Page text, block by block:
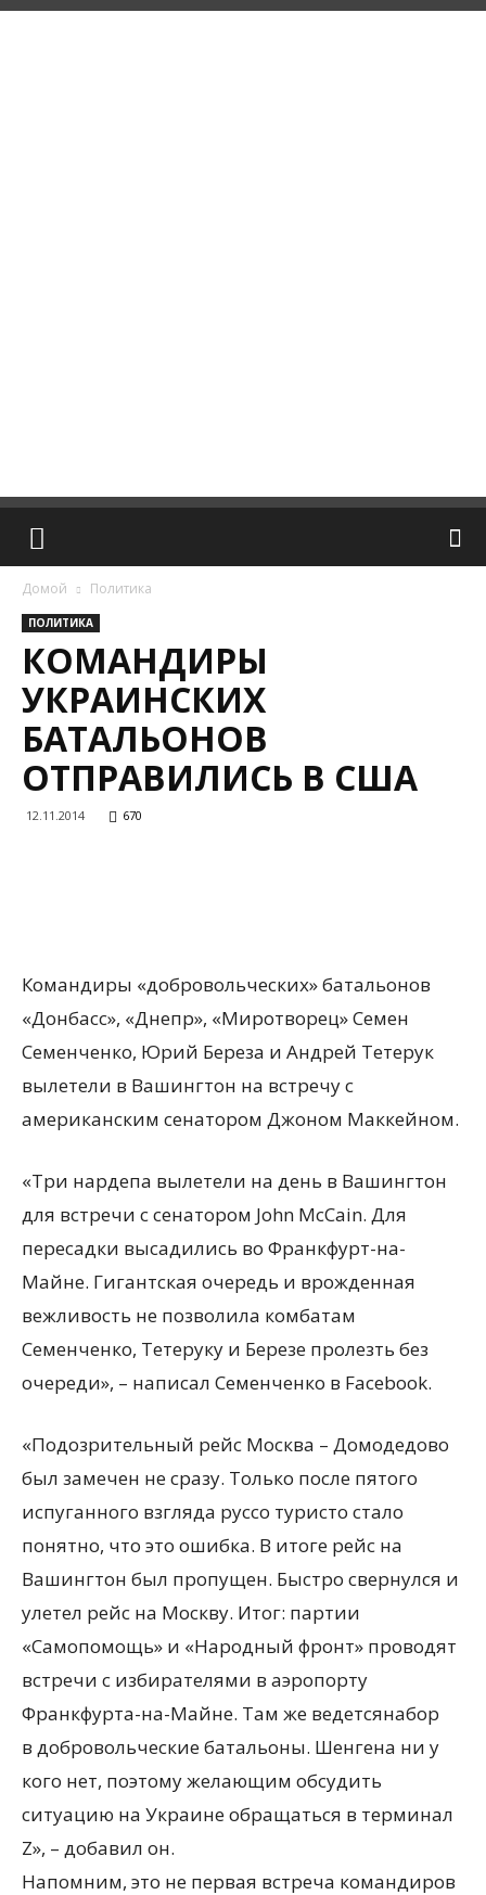
Домой Политика
ПОЛИТИКА
КОМАНДИРЫ
УКРАИНСКИХ
БАТАЛЬОНОВ
ОТПРАВИЛИСЬ В США
12.11.2014 670
Командиры «добровольческих» батальонов
«Донбасс», «Днепр», «Миротворец» Семен
Семенченко, Юрий Береза и Андрей Тетерук
вылетели в Вашингтон на встречу с
американским сенатором Джоном Маккейном.
«Три нардепа вылетели на день в Вашингтон
для встречи с сенатором John McCain. Для
пересадки высадились во Франкфурт-на-
Майне. Гигантская очередь и врожденная
вежливость не позволила комбатам
Семенченко, Тетеруку и Березе пролезть без
очереди», – написал Семенченко в Facebook.
«Подозрительный рейс Москва – Домодедово
был замечен не сразу. Только после пятого
испуганного взгляда руссо туристо стало
понятно, что это ошибка. В итоге рейс на
Вашингтон был пропущен. Быстро свернулся и
улетел рейс на Москву. Итог: партии
«Cамопомощь» и «Народный фронт» проводят
встречи с избирателями в аэропорту
Франкфурта-на-Майне. Там же ведетсянабор
в добровольческие батальоны. Шенгена ни у
кого нет, поэтому желающим обсудить
ситуацию на Украине обращаться в терминал
Z», – добавил он.
Напомним, это не первая встреча командиров